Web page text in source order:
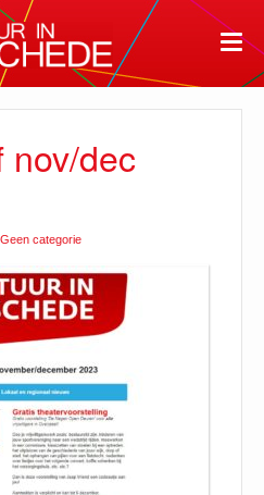
nov/dec
Geen categorie